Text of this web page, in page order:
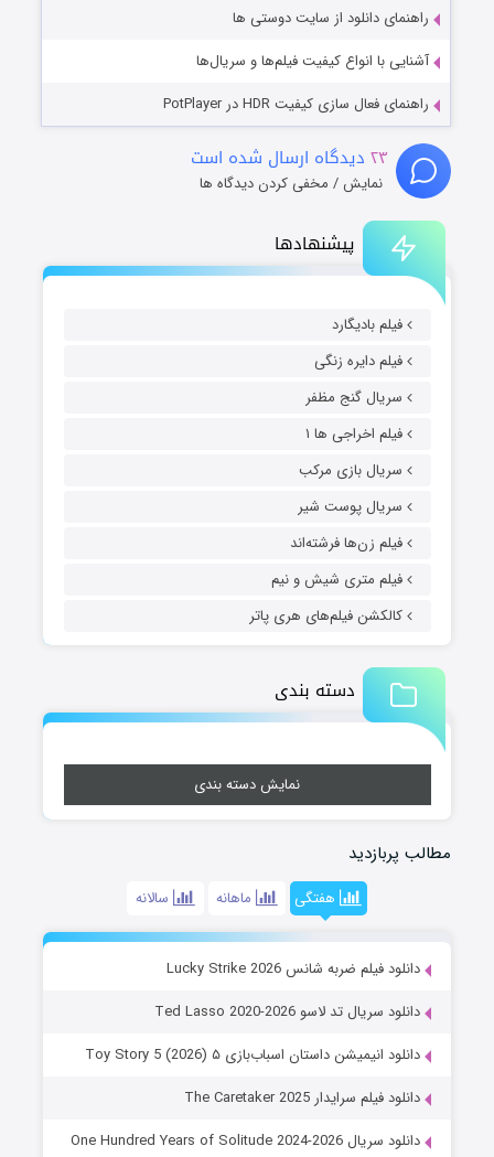
پیشنهادها
فیلم بادیگارد
فیلم دایره زنگی
سریال گنج مظفر
فیلم اخراجی ها ۱
سریال بازی مرکب
سریال پوست شیر
فیلم زن‌ها فرشته‌اند
فیلم متری شیش و نیم
کالکشن فیلم‌های هری پاتر
دسته بندی
نمایش دسته بندی
مطالب پربازدید
هفتگی ماهانه سالانه
دانلود فیلم ضربه شانس Lucky Strike 2026
دانلود سریال تد لاسو Ted Lasso 2020-2026
دانلود انیمیشن داستان اسباب‌بازی ۵ Toy Story 5 (2026)
دانلود فیلم سرایدار The Caretaker 2025
دانلود سریال One Hundred Years of Solitude 2024-2026
راهنمای دانلود از سایت دوستی ها
آشنایی با انواع کیفیت فیلم‌ها و سریال‌ها
راهنمای فعال سازی کیفیت HDR در PotPlayer
۲۳ دیدگاه ارسال شده است
نمایش / مخفی کردن دیدگاه ها